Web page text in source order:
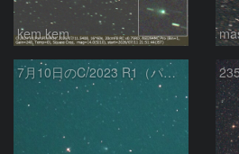
kem.kem
7月10日のC/2023 R1（パンスターズ彗星）